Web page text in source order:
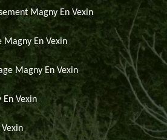
Magny En Vexin
Magny En Vexin
Magny En Vexin
En Vexin